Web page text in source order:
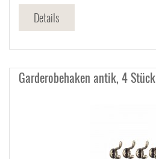
Details
Garderobehaken antik, 4 Stück